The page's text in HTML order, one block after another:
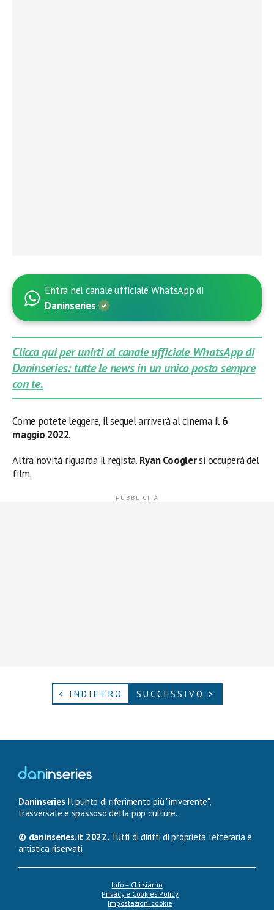
Entra nel canale ufficiale WhatsApp di
Daninseries
Clicca qui per unirti al canale ufficiale WhatsApp di
Daninseries: tutte le news in un unico posto sempre
con te.
Come potete leggere, il sequel arriverà al cinema il 6
maggio 2022.
Altra novità riguarda il regista. Ryan Cooglersi occuperà del
film.
< INDIETRO SUCCESSIVO >
Daninseries Il punto di riferimento più "irriverente",
trasversale e spassoso della pop culture.
© daninseries.it 2022. Tutti di diritti di proprietà letteraria e
artistica riservati.
Info – Chi siamo
Privacy e Cookies Policy
Impostazioni cookie